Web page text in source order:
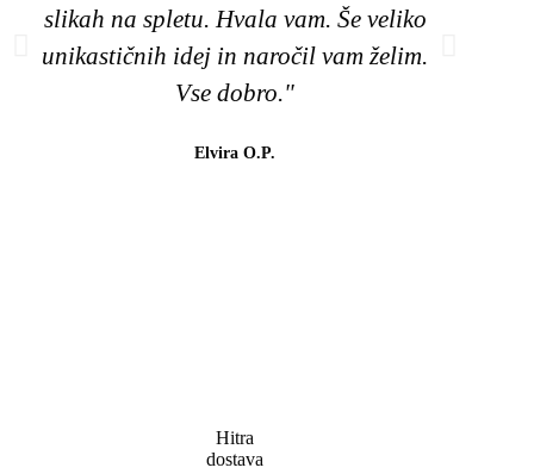
slikah na spletu. Hvala vam. Še veliko
unikastičnih idej in naročil vam želim.
Vse dobro."
Elvira O.P.
Hitra
dostava